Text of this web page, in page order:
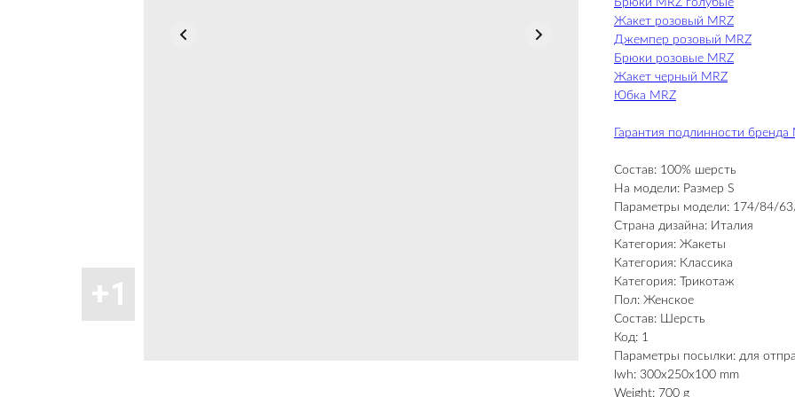
Брюки MRZ голубые
Жакет розовый MRZ
Джемпер розовый MRZ
Брюки розовые MRZ
Жакет черный MRZ
Юбка MRZ
Гарантия подлинности бренда
Состав: 100% шерсть
На модели: Размер S
Параметры модели: 174/84/
Страна дизайна: Италия
Категория: Жакеты
Категория: Классика
Категория: Трикотаж
Пол: Женское
Состав: Шерсть
Код: 1
Параметры посылки: для
lwh: 300x250x100 mm
Weight: 700 g